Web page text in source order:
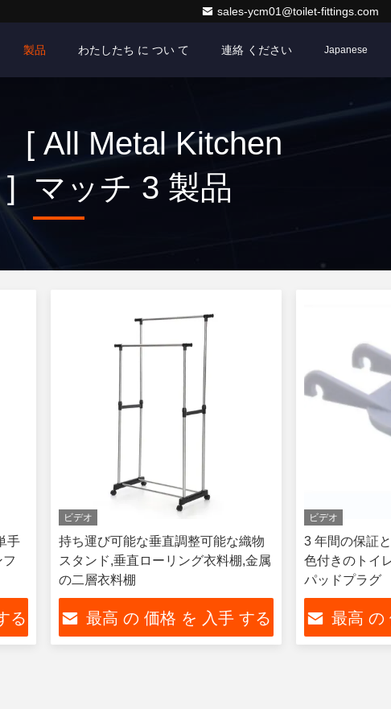
sales-ycm01@toilet-fittings.com
製品 わたしたち に つい て 連絡 ください Japanese
[ All Metal Kitchen
] マッチ 3 製品
手
る
ビデオ
持ち運び可能な垂直調整可能な織物
スタンド,垂直ローリング衣料棚,金属
の二層衣料棚
最高 の 価格 を 入手 する
ビデオ
3 年間の保証
色付きのトイ
パッドプラグ
最高 の